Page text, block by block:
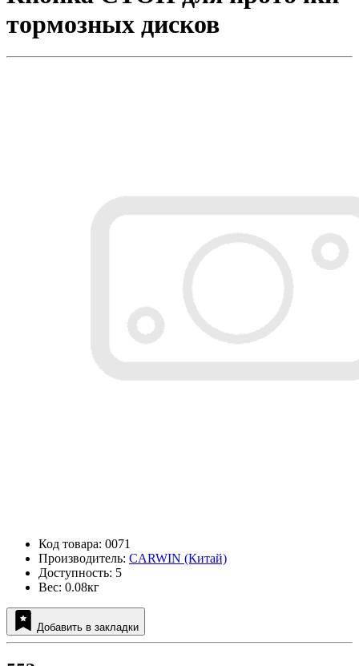
тормозных дисков
Код товара: 0071
Производитель: CARWIN (Китай)
Доступность: 5
Вес: 0.08кг
Добавить в закладки